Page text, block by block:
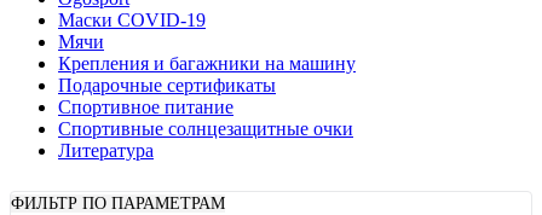
Маски COVID-19
Мячи
Крепления и багажники на машину
Подарочные сертификаты
Спортивное питание
Спортивные солнцезащитные очки
Литература
ФИЛЬТР ПО ПАРАМЕТРАМ